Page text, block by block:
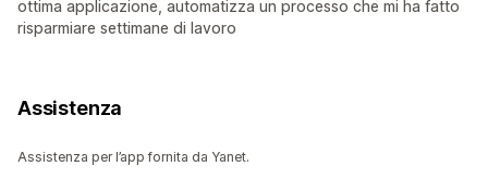
ottima applicazione, automatizza un processo che mi ha fatto
risparmiare settimane di lavoro
Assistenza
Assistenza per l’app fornita da Yanet.